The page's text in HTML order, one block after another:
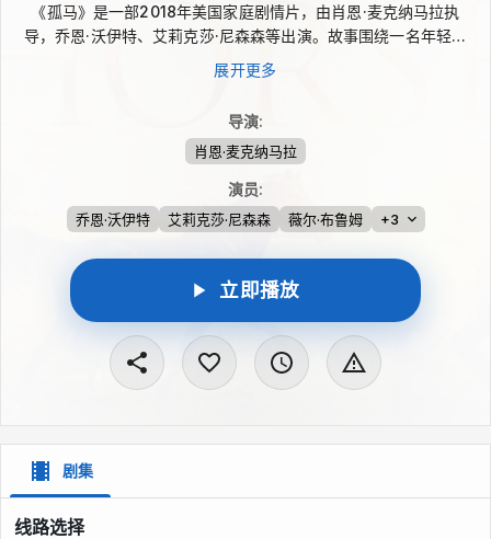
《孤马》是一部2018年美国家庭剧情片，由肖恩·麦克纳马拉执
导，乔恩·沃伊特、艾莉克莎·尼森森等出演。故事围绕一名年轻的
离家女孩展开：她躲进一位退休驯马师的谷仓，在暂时藏身的日子
里，逐渐与一匹同样备受困扰的小母马建立起联系。影片以女孩、
展开更多
导演:
肖恩·麦克纳马拉
演员:
乔恩·沃伊特 艾莉克莎·尼森森 薇尔·布鲁姆 +3
立即播放
剧集
线路选择